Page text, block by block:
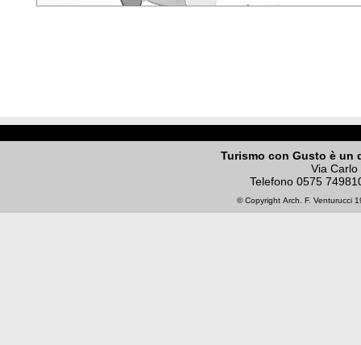
Turismo con Gusto è un
Via
Telefono 0575
© Copyright Arch. F. Venturucci